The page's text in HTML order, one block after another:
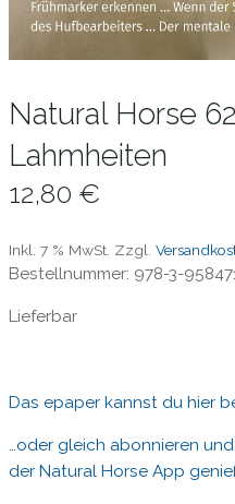
Natural Horse
Lahmheiten
12,80 €
Inkl. 7 % MwSt. Zzgl.
Bestellnummer: 978-3-
Lieferbar
Das epaper kannst du hier
…oder gleich abonnieren
der Natural Horse App